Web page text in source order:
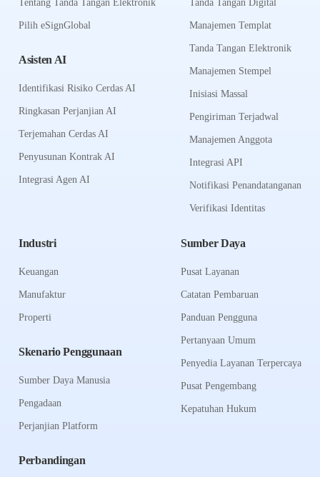
Tentang Tanda Tangan Elektronik
Pilih eSignGlobal
Asisten AI
Identifikasi Risiko Cerdas AI
Ringkasan Perjanjian AI
Terjemahan Cerdas AI
Penyusunan Kontrak AI
Integrasi Agen AI
Tanda Tangan Digital
Manajemen Templat
Tanda Tangan Elektronik
Manajemen Stempel
Inisiasi Massal
Pengiriman Terjadwal
Manajemen Anggota
Integrasi API
Notifikasi Penandatanganan
Verifikasi Identitas
Industri
Keuangan
Manufaktur
Properti
Skenario Penggunaan
Sumber Daya Manusia
Pengadaan
Perjanjian Platform
Perbandingan
Sumber Daya
Pusat Layanan
Catatan Pembaruan
Panduan Pengguna
Pertanyaan Umum
Penyedia Layanan Terpercaya
Pusat Pengembang
Kepatuhan Hukum